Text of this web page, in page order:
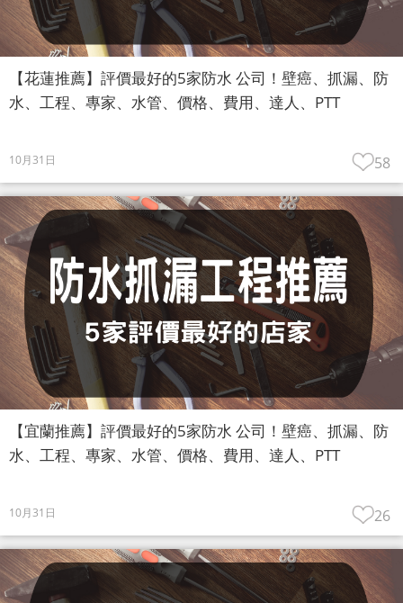
【花蓮推薦】評價最好的5家防水 公司！壁癌、抓漏、防
水、工程、專家、水管、價格、費用、達人、PTT
10月31日 58
【宜蘭推薦】評價最好的5家防水 公司！壁癌、抓漏、防
水、工程、專家、水管、價格、費用、達人、PTT
10月31日 26